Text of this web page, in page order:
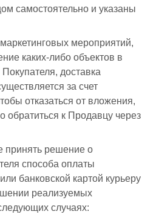
самостоятельно и указаны
мероприятий,
каких-либо объектов в
доставка
за счет
отказаться от вложения,
обратиться к Продавцу через
принять решение о
способа оплаты
банковской картой курьеру
реализуемых
случаях: